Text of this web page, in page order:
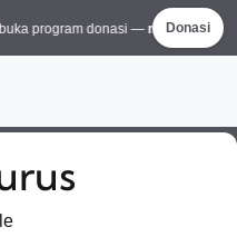
program donasi —mari bantu
Donasi